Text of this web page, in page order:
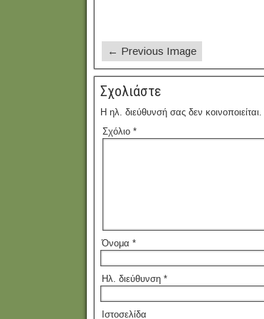
← Previous Image
Σχολιάστε
Η ηλ. διεύθυνσή σας δεν κοινοποιείται.
Σχόλιο *
Όνομα *
Ηλ. διεύθυνση *
Ιστοσελίδα